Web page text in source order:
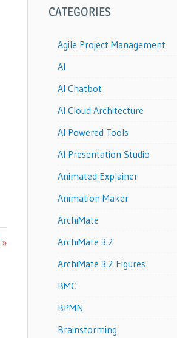
CATEGORIES
Agile Project Management
AI
AI Chatbot
AI Cloud Architecture
AI Powered Tools
AI Presentation Studio
Animated Explainer
Animation Maker
ArchiMate
ArchiMate 3.2
ArchiMate 3.2 Figures
BMC
BPMN
Brainstorming